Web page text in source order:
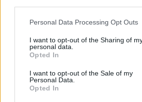
Please note that this website/app uses
not limited to your visit or usage
grant or deny consent to Google and its
use your data for below specified
consent section.
Personal Data Processing Opt Outs
I want to opt-out of the Sharing of
personal data.
Opted In
I want to opt-out of the Sale of my
Personal Data.
Opted In